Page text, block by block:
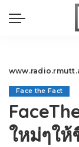
Face the Fact
ใหม่ๆใ